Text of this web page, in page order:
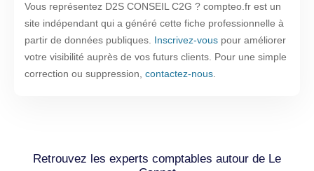
Vous représentez D2S CONSEIL C2G ? compteo.fr est un
site indépendant qui a généré cette fiche professionnelle à
partir de données publiques. Inscrivez-vous pour améliorer
votre visibilité auprès de vos futurs clients. Pour une simple
correction ou suppression, contactez-nous
Retrouvez les experts comptables autour de Le